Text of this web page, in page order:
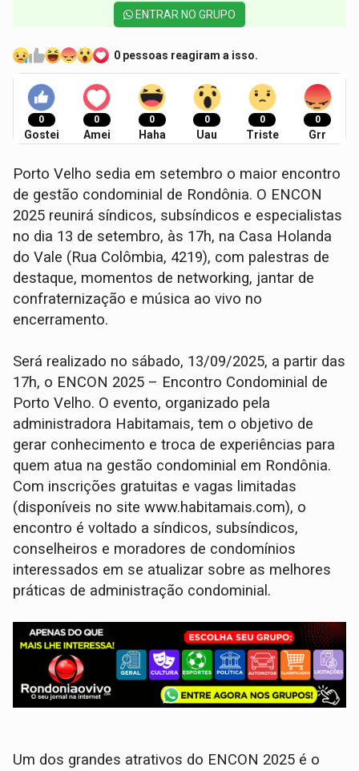
ENTRAR NO GRUPO
0 pessoas reagiram a isso.
0
Gostei
0
Amei
0
Haha
0
Uau
0
Triste
0
Grr
Porto Velho sedia em setembro o maior encontro
de gestão condominial de Rondônia. O ENCON
2025 reunirá síndicos, subsíndicos e especialistas
no dia 13 de setembro, às 17h, na Casa Holanda
do Vale (Rua Colômbia, 4219), com palestras de
destaque, momentos de networking, jantar de
confraternização e música ao vivo no
encerramento.
Será realizado no sábado, 13/09/2025, a partir das
17h, o ENCON 2025 – Encontro Condominial de
Porto Velho. O evento, organizado pela
administradora Habitamais, tem o objetivo de
gerar conhecimento e troca de experiências para
quem atua na gestão condominial em Rondônia.
Com inscrições gratuitas e vagas limitadas
(disponíveis no site www.habitamais.com), o
encontro é voltado a síndicos, subsíndicos,
conselheiros e moradores de condomínios
interessados em se atualizar sobre as melhores
práticas de administração condominial.
Um dos grandes atrativos do ENCON 2025 é o